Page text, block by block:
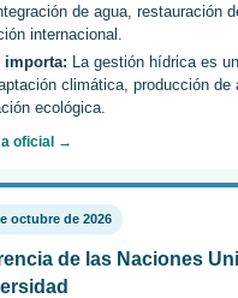
de agua, restauración
internacional.
importa: La gestión hídrica es
climática, producción de
ecológica.
oficial →
octubre de 2026
de las Naciones